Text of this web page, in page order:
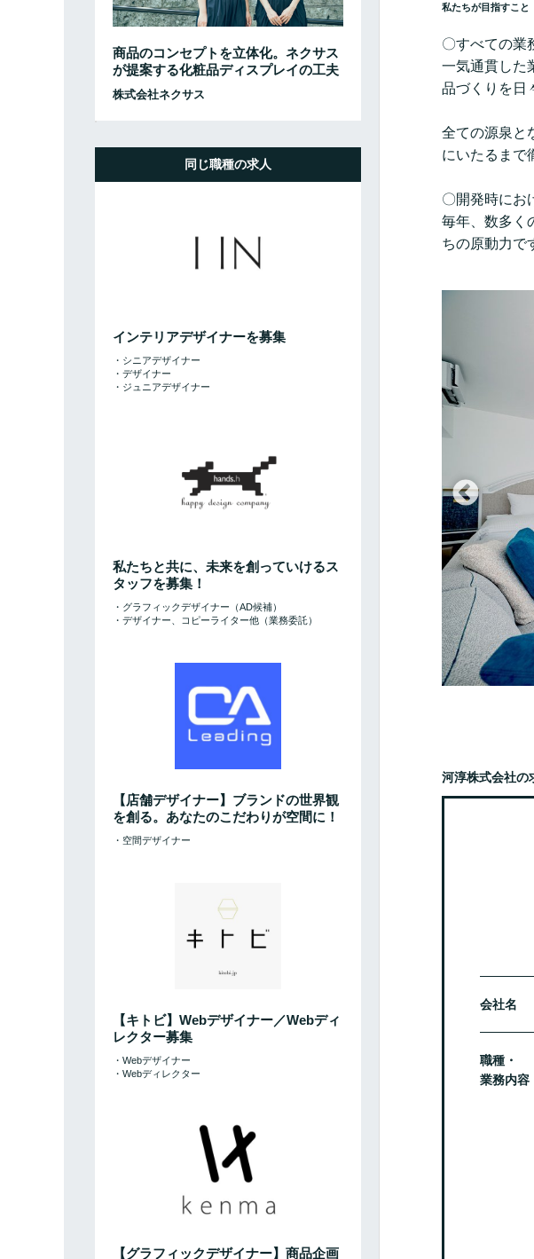
私たちが目指すこと
〇すべての業
一気通貫した
品づくりを日
全ての源泉と
にいたるまで
〇開発時にお
毎年、数多く
ちの原動力で
されたデザインで国内トップシェアを誇るレバーハンドル
河淳株式会社の
会社名
職種・
業務内容
商品のコンセプトを立体化。ネクサス
が提案する化粧品ディスプレイの工夫
株式会社ネクサス
同じ職種の求人
インテリアデザイナーを募集
・シニアデザイナー
・デザイナー
・ジュニアデザイナー
私たちと共に、未来を創っていけるス
タッフを募集！
・グラフィックデザイナー（AD候補）
・デザイナー、コピーライター他（業務委託）
【店舗デザイナー】ブランドの世界観
を創る。あなたのこだわりが空間に！
・空間デザイナー
【キトビ】Webデザイナー／Webディ
レクター募集
・Webデザイナー
・Webディレクター
【グラフィックデザイナー】商品企画